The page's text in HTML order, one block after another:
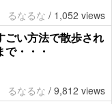
るなるな / 1,052 views
ごい方法で散歩され
・・・
るなるな / 9,812 views